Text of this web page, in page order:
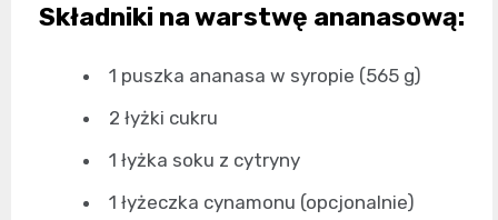
Składniki na warstwę ananasową:
1 puszka ananasa w syropie (565 g)
2 łyżki cukru
1 łyżka soku z cytryny
1 łyżeczka cynamonu (opcjonalnie)